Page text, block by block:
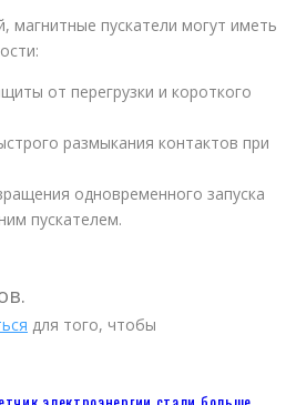
магнитные пускатели могут иметь
от перегрузки и короткого
размыкания контактов при
одновременного запуска
пускателем.
для того, чтобы